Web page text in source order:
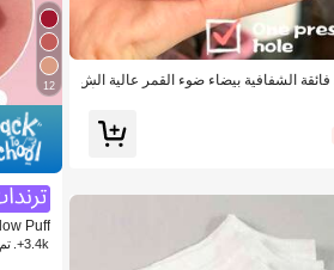
الشفافية بيضاء ضوء القمر عالية الش
قابلة للضغط - لعبة قابلة للضغط - أل
فيف ضغط المكتب - هدية مثالية - لعبة ASMR متحكم بها بالص
12
Bounce ماركة تجميل ومكياج للنساء والفتيات
3.4k+. تم بيع